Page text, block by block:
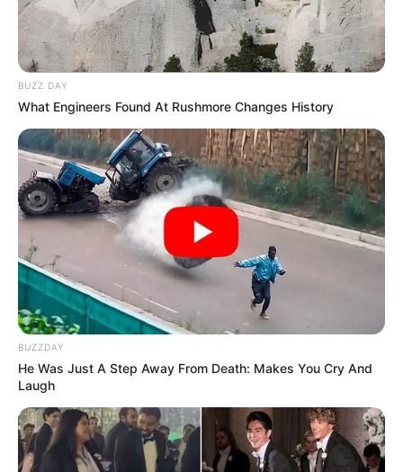
BUZZ DAY
What Engineers Found At Rushmore Changes History
BUZZDAY
He Was Just A Step Away From Death: Makes You Cry And
Laugh